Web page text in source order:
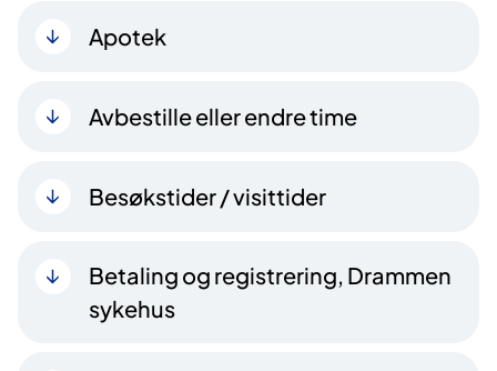
Apotek
Avbestille eller endre time
Besøkstider / visittider
Betaling og registrering, Drammen
sykehus